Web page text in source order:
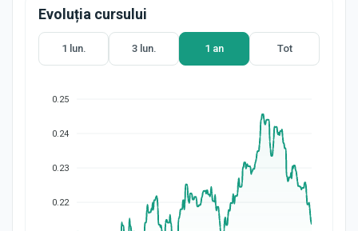
Evoluția cursului
1 lun. 3 lun. 1 an Tot
0.25
0.24
0.23
0.22